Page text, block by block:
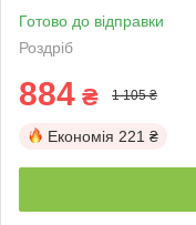
Готово до відправки
Роздріб
884 ₴ 1 105 ₴
Економія 221 ₴